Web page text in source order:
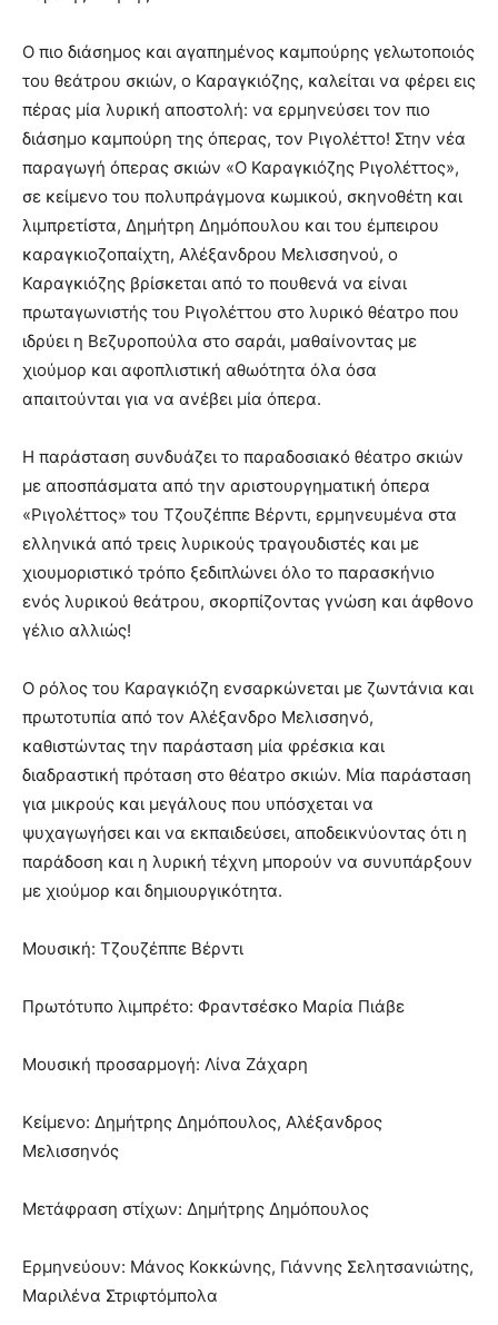
Ο πιο διάσημος και αγαπημένος καμπούρης γελωτοποιός
του θεάτρου σκιών, ο Καραγκιόζης, καλείται να φέρει εις
πέρας μία λυρική αποστολή: να ερμηνεύσει τον πιο
διάσημο καμπούρη της όπερας, τον Ριγολέττο! Στην νέα
παραγωγή όπερας σκιών «Ο Καραγκιόζης Ριγολέττος»,
σε κείμενο του πολυπράγμονα κωμικού, σκηνοθέτη και
λιμπρετίστα, Δημήτρη Δημόπουλου και του έμπειρου
καραγκιοζοπαίχτη, Αλέξανδρου Μελισσηνού, ο
Καραγκιόζης βρίσκεται από το πουθενά να είναι
πρωταγωνιστής του Ριγολέττου στο λυρικό θέατρο που
ιδρύει η Βεζυροπούλα στο σαράι, μαθαίνοντας με
χιούμορ και αφοπλιστική αθωότητα όλα όσα
απαιτούνται για να ανέβει μία όπερα.
Η παράσταση συνδυάζει το παραδοσιακό θέατρο σκιών
με αποσπάσματα από την αριστουργηματική όπερα
«Ριγολέττος» του Τζουζέππε Βέρντι, ερμηνευμένα στα
ελληνικά από τρεις λυρικούς τραγουδιστές και με
χιουμοριστικό τρόπο ξεδιπλώνει όλο το παρασκήνιο
ενός λυρικού θεάτρου, σκορπίζοντας γνώση και άφθονο
γέλιο αλλιώς!
Ο ρόλος του Καραγκιόζη ενσαρκώνεται με ζωντάνια και
πρωτοτυπία από τον Αλέξανδρο Μελισσηνό,
καθιστώντας την παράσταση μία φρέσκια και
διαδραστική πρόταση στο θέατρο σκιών. Μία παράσταση
για μικρούς και μεγάλους που υπόσχεται να
ψυχαγωγήσει και να εκπαιδεύσει, αποδεικνύοντας ότι η
παράδοση και η λυρική τέχνη μπορούν να συνυπάρξουν
με χιούμορ και δημιουργικότητα.
Μουσική: Τζουζέππε Βέρντι
Πρωτότυπο λιμπρέτο: Φραντσέσκο Μαρία Πιάβε
Μουσική προσαρμογή: Λίνα Ζάχαρη
Κείμενο: Δημήτρης Δημόπουλος, Αλέξανδρος
Μελισσηνός
Μετάφραση στίχων: Δημήτρης Δημόπουλος
Ερμηνεύουν: Μάνος Κοκκώνης, Γιάννης Σελητσανιώτης,
Μαριλένα Στριφτόμπολα